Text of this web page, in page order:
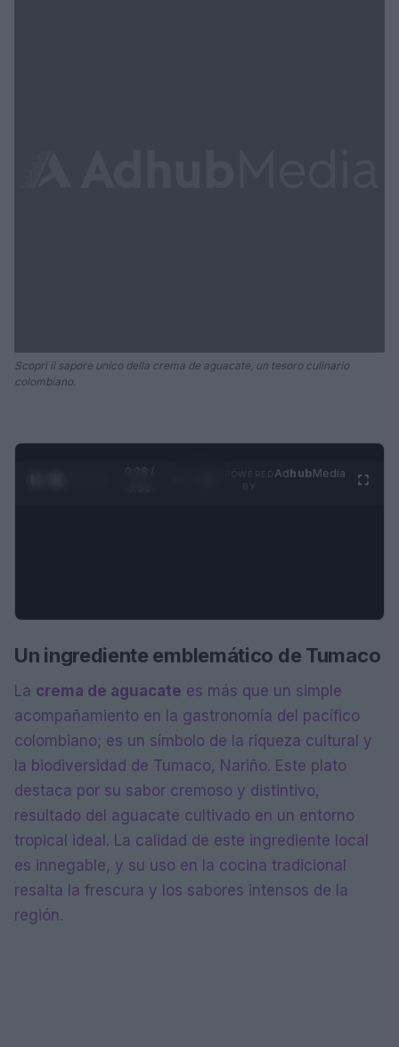
Scopri il sapore unico della crema de aguacate, un tesoro culinario
colombiano.
0:28 /
AdhubMedia
Un ingrediente emblemático de Tumaco
La crema de aguacate es más que un simple
acompañamiento en la gastronomía del pacífico
colombiano; es un símbolo de la riqueza cultural y
la biodiversidad de Tumaco, Nariño. Este plato
destaca por su sabor cremoso y distintivo,
resultado del aguacate cultivado en un entorno
tropical ideal. La calidad de este ingrediente local
es innegable, y su uso en la cocina tradicional
resalta la frescura y los sabores intensos de la
región.